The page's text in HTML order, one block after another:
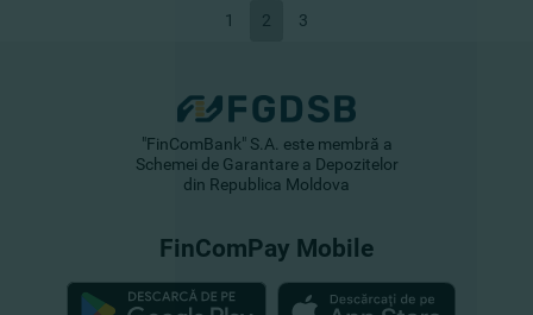
1 2 3
"FinComBank" S.A. este membră a
Schemei de Garantare a Depozitelor
din Republica Moldova
FinComPay Mobile